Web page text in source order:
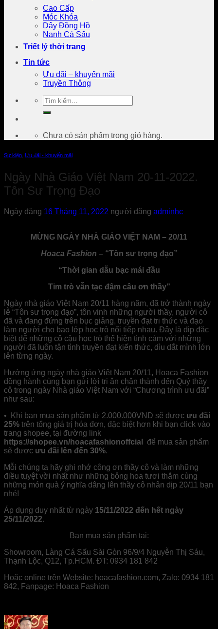
Cao Cấp
Móc Khóa
Dây Đồng Hồ
Nanh Cá Sấu
Triết lý thời trang
Tin tức
Ưu đãi – khuyến mãi
Truyền Thông
Tìm
kiếm:
Chưa có sản phẩm trong giỏ hàng.
Sự kiện Ưu đãi - khuyến mãi
Ngày Nhà Giáo Việt Nam 20-11-2022.
Tôn Sư Trọng Đạo
Ngày đăng 16 Tháng 11, 2022 người đăng adminhc
MỪNG NGÀY NHÀ GIÁO VIỆT NAM – 20/11
Hoaca Fashion – “Tôn sư trọng đạo”
“Thời gian dẫu bạc mái đầu
Tim trò vẫn tạc đậm câu ơn thầy”
Ngày nhà giáo Việt Nam 20/11 hàng năm, đã trở thành ngày
lễ “Tôn sư trọng đạo”, tôn vinh những người thầy, người cô
đã và đang đứng trên bục giảng, truyền đạt tri thức và đạo
làm người cho bao lớp học trò nối tiếp nhau. Đây là dịp đặc
biệt để những cô cậu học trò thể hiện tình cảm với những
người đã luôn tận tình truyền đạt kiến thức, dìu dắt mình lớn
lên từng ngày.
Hưởng ứng ngày nhà giáo Việt Nam 20/11, Hoaca Fashion
đồng hành cùng bạn gửi lời tri ân chân thành đến Quý thầy
cô trong ngày Nhà giáo Việt Nam với “Chương trình ưu đãi”
như sau:
• Khi bạn mua sản phẩm từ 2.000.000VND sẽ được ưu đãi
25% trên tổng giá trị hóa đơn, đặc biệt hơn khi bạn click vào
trang shopee, tại đường link
https://shopee.vn/hoacafashionoffcial
để mua sản phẩm
sẽ được ưu đãi lên đến 30%.
Mỗi chúng ta hãy ghi nhớ công ơn thầy cô và làm những
điều tuyệt vời nhất như những bông hoa tươi thắm cùng
những món quà ý nghĩa dâng lên thầy cô nhân dịp 20/11 bạn
nhé!
Áp dụng duy nhất từ ngày 15/11/2022 đến hết ngày
25/11/2022.
Bạn mua sản phẩm tại:
Showroom, Làng Cá Sấu Sài Gòn 96/9/4 Nguyễn Thị Sáu,
Thạnh Lộc, Q12, Tp.HCM. ĐT: 0934 181 842
Hoặc online trên Website: hoacafashion.com, Zalo: 0934 181
842, Fanpage: Hoaca Fashion